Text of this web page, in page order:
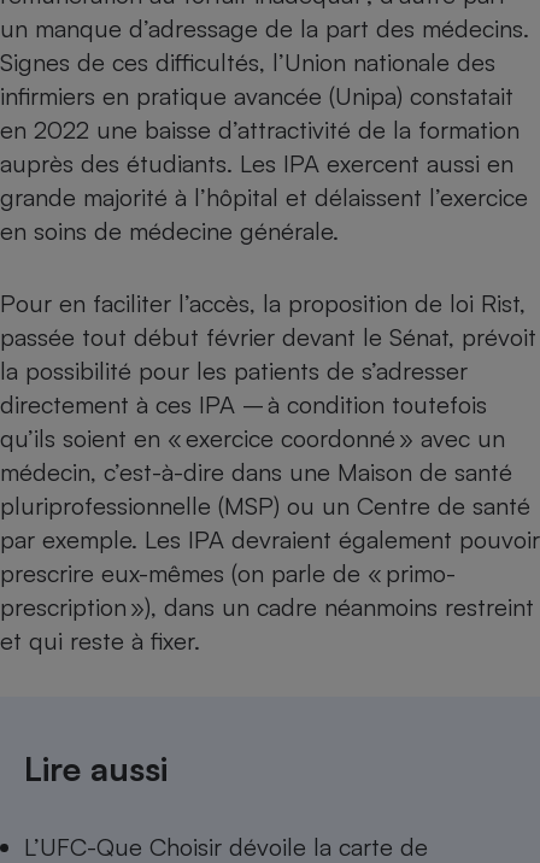
un manque d’adressage de la part des médecins.
Signes de ces difficultés, l’Union nationale des
infirmiers en pratique avancée (Unipa) constatait
en 2022 une baisse d’attractivité de la formation
auprès des étudiants. Les IPA exercent aussi en
grande majorité à l’hôpital et délaissent l’exercice
en soins de médecine générale.
Pour en faciliter l’accès, la proposition de loi Rist,
passée tout début février devant le Sénat, prévoit
la possibilité pour les patients de s’adresser
directement à ces IPA – à condition toutefois
qu’ils soient en « exercice coordonné » avec un
médecin, c’est-à-dire dans une Maison de santé
pluriprofessionnelle (MSP) ou un Centre de santé
par exemple. Les IPA devraient également pouvoir
prescrire eux-mêmes (on parle de « primo-
prescription »), dans un cadre néanmoins restreint
et qui reste à fixer. ​​​​
Lire aussi
L’UFC-Que Choisir dévoile la carte de